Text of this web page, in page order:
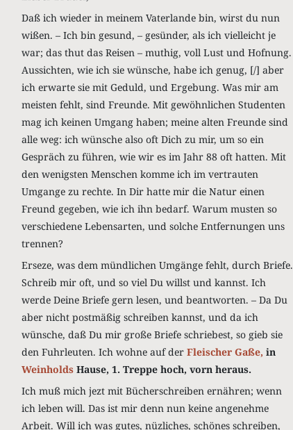
Daß ich wieder in meinem Vaterlande bin, wirst du nun
wißen. – Ich bin gesund, – gesünder, als ich vielleicht je
war; das thut das Reisen – muthig, voll Lust und Hofnung.
Aussichten, wie ich sie wünsche, habe ich genug, [/] aber
ich erwarte sie mit Geduld, und Ergebung. Was mir am
meisten fehlt, sind Freunde. Mit gewöhnlichen Studenten
mag ich keinen Umgang haben; meine alten Freunde sind
alle weg: ich wünsche also oft Dich zu mir, um so ein
Gespräch zu führen, wie wir es im Jahr 88 oft hatten. Mit
den wenigsten Menschen komme ich im vertrauten
Umgange zu rechte. In Dir hatte mir die Natur einen
Freund gegeben, wie ich ihn bedarf. Warum musten so
verschiedene Lebensarten, und solche Entfernungen uns
trennen?
Erseze, was dem mündlichen Umgänge fehlt, durch Briefe.
Schreib mir oft, und so viel Du willst und kannst. Ich
werde Deine Briefe gern lesen, und beantworten. – Da Du
aber nicht postmäßig schreiben kannst, und da ich
wünsche, daß Du mir große Briefe schriebest, so gieb sie
den Fuhrleuten. Ich wohne auf der Fleischer Gaße, in
WeinholdsHause, 1. Treppe hoch, vorn heraus.
Ich muß mich jezt mit Bücherschreiben ernähren; wenn
ich leben will. Das ist mir denn nun keine angenehme
Arbeit. Will ich was gutes, nüzliches, schönes schreiben,